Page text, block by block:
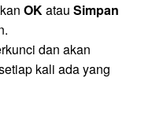
OKatau Simpan
dan akan
kali ada yang